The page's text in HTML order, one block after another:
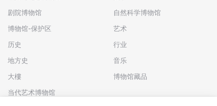
剧院博物馆
博物馆-保护区
历史
地方史
大樓
当代艺术博物馆
自然科学博物馆
艺术
行业
音乐
博物馆藏品